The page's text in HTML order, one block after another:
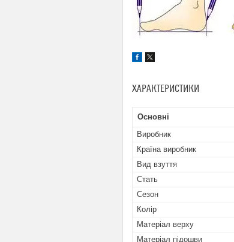
ХАРАКТЕРИСТИКИ
Основні
Виробник
Країна виробник
Вид взуття
Стать
Сезон
Колір
Матеріал верху
Матеріал підошви